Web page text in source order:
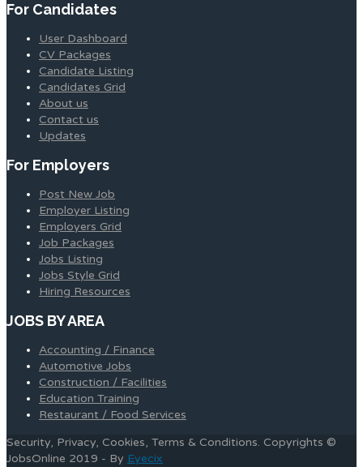
For Candidates
User Dashboard
CV Packages
Candidate Listing
Candidates Grid
About us
Contact us
Updates
For Employers
Post New Job
Employer Listing
Employers Grid
Job Packages
Jobs Listing
Jobs Style Grid
Hiring Resources
JOBS BY AREA
Accounting / Finance
Automotive Jobs
Construction / Facilities
Education Training
Restaurant / Food Services
Security, Privacy, Cookies, Terms & Conditions. Copyrights ©
JobsOnline 2019 - By Eyecix